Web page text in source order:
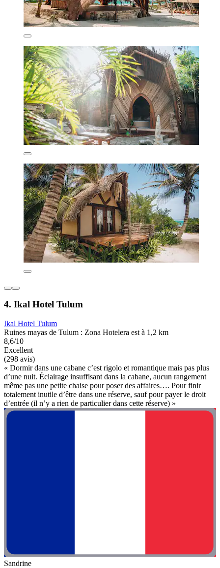
4. Ikal Hotel Tulum
Ikal Hotel Tulum
Ruines mayas de Tulum : Zona Hotelera est à 1,2 km
8,6/10
Excellent
(298 avis)
« Dormir dans une cabane c’est rigolo et romantique mais pas plus
d’une nuit. Éclairage insuffisant dans la cabane, aucun rangement
même pas une petite chaise pour poser des affaires…. Pour finir
totalement inutile d’être dans une réserve, sauf pour payer le droit
d’entrée (il n’y a rien de particulier dans cette réserve) »
Sandrine